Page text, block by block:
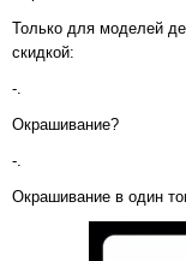
Только для моделей
скидкой:
-.
Окрашивание?
-.
Окрашивание в один